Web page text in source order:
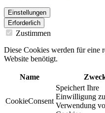
Einstellungen
Erforderlich
Zustimmen
Diese Cookies werden für eine
Website benötigt.
Name
CookieConsent
Speichert Ihre
Einwilligung
Verwendung